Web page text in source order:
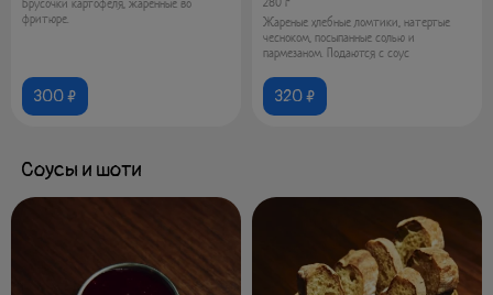
фритюре.
300 ₽
Жареные хлебные ломтики, натертые
чесноком, посыпанные солью и
пармезаном. Подаются с соус
320 ₽
Соусы и шоти